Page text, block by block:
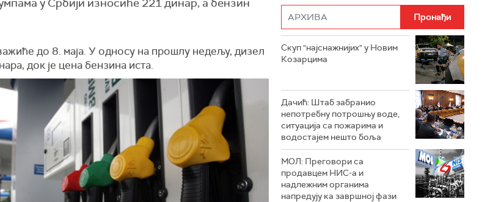
у Србији износиће 221 динар, а бензин
до 8. маја. У односу на прошлу недељу, дизел
док је цена бензина иста.
Скуп "најснажнијих" у Новим
Козарцима
Дачић: Штаб забранио
непотребну потрошњу воде,
ситуација са пожарима и
водостајем нешто боља
МОЛ: Преговори са
продавцем НИС-а и
надлежним органима
напредују ка завршној фази